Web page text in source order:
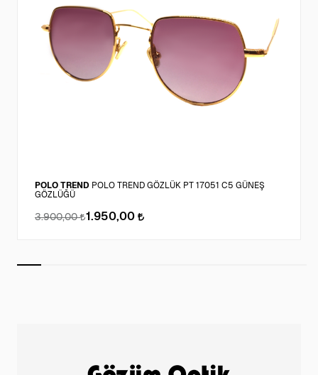
POLO TREND POLO TREND GÖZLÜK PT 17051 C5 GÜNEŞ
GÖZLÜĞÜ
3.900,00 1.950,00